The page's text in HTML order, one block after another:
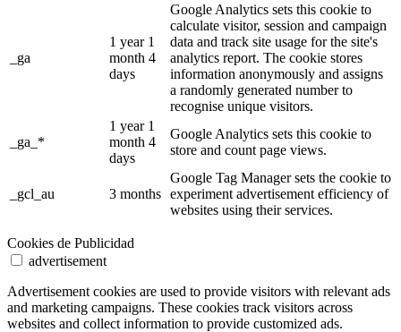
_ga
1 year 1
month 4
days
Google Analytics sets this cookie to
calculate visitor, session and campaign
data and track site usage for the site's
analytics report. The cookie stores
information anonymously and assigns
a randomly generated number to
recognise unique visitors.
_ga_*
1 year 1
month 4
days
Google Analytics sets this cookie to
store and count page views.
_gcl_au 3 months
Google Tag Manager sets the cookie to
experiment advertisement efficiency of
websites using their services.
Cookies de Publicidad
advertisement
Advertisement cookies are used to provide visitors with relevant ads
and marketing campaigns. These cookies track visitors across
websites and collect information to provide customized ads.